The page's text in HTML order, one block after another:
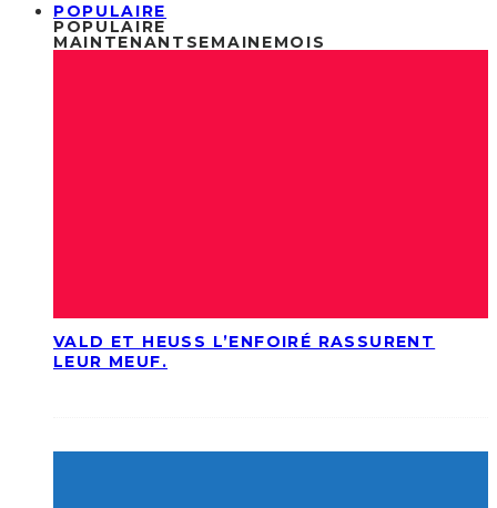
POPULAIRE
POPULAIRE
MAINTENANT SEMAINEMOIS
VALD ET HEUSS L’ENFOIRÉ RASSURENT
LEUR MEUF.